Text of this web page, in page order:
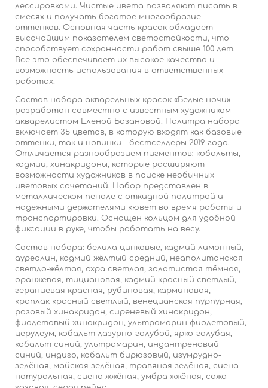
лессировками. Чистые цвета позволяют писать в
смесях и получать богатое многообразие
оттенков. Основная часть красок обладает
высочайшим показателем светостойкости, что
способствует сохранности работ свыше 100 лет.
Все это обеспечивает их высокое качество и
возможность использования в ответственных
работах.
Состав набора акварельных красок «Белые ночи»
разработан совместно с известным художником –
акварелистом Еленой Базановой. Палитра набора
включает 35 цветов, в которую входят как базовые
оттенки, так и новинки – бестселлеры 2019 года.
Отличается разнообразием пигментов: кобальты,
кадмии, хинакридоны, которые расширяют
возможности художников в поиске необычных
цветовых сочетаний. Набор представлен в
металлическом пенале с откидной палитрой и
надежными держателями кювет во время работы и
транспортировки. Оснащен кольцом для удобной
фиксации в руке, чтобы работать на весу.
Состав набора: белила цинковые, кадмий лимонный,
ауреолин, кадмий жёлтый средний, неаполитанская
светло-жёлтая, охра светлая, золотистая тёмная,
оранжевая, тициановая, кадмий красный светлый,
гераниевая красная, рубиновая, карминовая,
краплак красный светлый, венецианская пурпурная,
розовый хинакридон, сиреневый хинакридон,
фиолетовый хинакридон, ультрамарин фиолетовый,
церулеум, кобальт лазурно-голубой, ярко-голубая,
кобальт синий, ультрамарин, индантреновый
синий, индиго, кобальт бирюзовый, изумрудно-
зелёная, майская зелёная, травяная зелёная, сиена
натуральная, сиена жжёная, умбра жжёная, сажа